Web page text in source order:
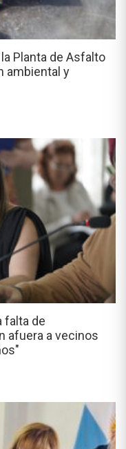
Planta de Asfalto
ambiental y
falta de
afuera a vecinos